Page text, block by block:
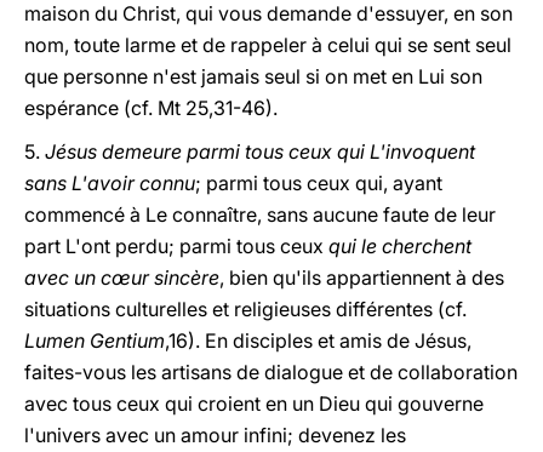
maison du Christ, qui vous demande d'essuyer, en son
nom, toute larme et de rappeler à celui qui se sent seul
que personne n'est jamais seul si on met en Lui son
espérance (cf. Mt 25,31-46).
5. Jésus demeure parmi tous ceux qui L'invoquent
sans L'avoir connu; parmi tous ceux qui, ayant
commencé à Le connaître, sans aucune faute de leur
part L'ont perdu; parmi tous ceux qui le cherchent
avec un cœur sincère, bien qu'ils appartiennent à des
situations culturelles et religieuses différentes (cf.
Lumen Gentium,16). En disciples et amis de Jésus,
faites-vous les artisans de dialogue et de collaboration
avec tous ceux qui croient en un Dieu qui gouverne
l'univers avec un amour infini; devenez les